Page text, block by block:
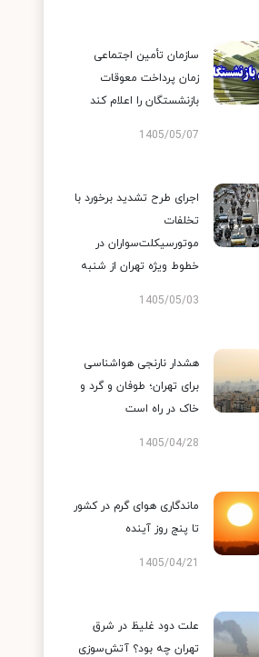
سازمان تأمین اجتماعی
زمان پرداخت معوقات
بازنشستگان را اعلام کند
1405/05/07
اجرای طرح تشدید برخورد با
تخلفات
موتورسیکلت‌سواران در
خطوط ویژه تهران از شنبه
1405/05/03
هشدار نارنجی هواشناسی
برای تهران؛ طوفان و گرد و
خاک در راه است
1405/04/28
ماندگاری هوای گرم در کشور
تا پنج روز آینده
1405/04/21
علت دود غلیظ در شرق
تهران چه بود؟ آتش‌سوزی